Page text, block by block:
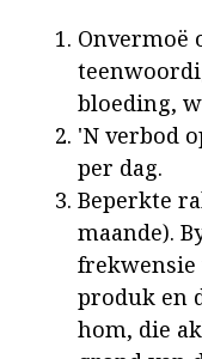
Onvermoë
bloeding,
'N verbod
per dag.
Beperkte
maande).
frekwensie
produk en
hom, die